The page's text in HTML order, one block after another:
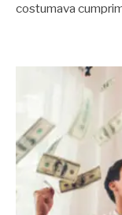
costumava